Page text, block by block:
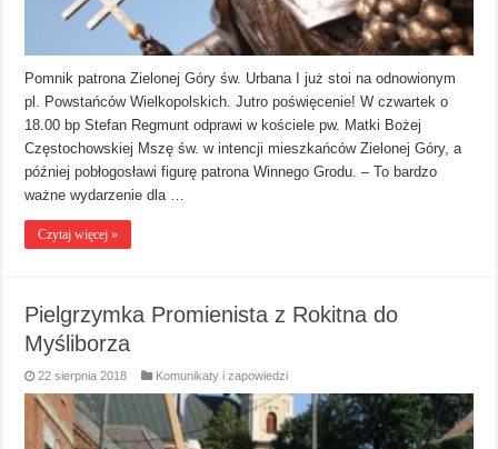
Pomnik patrona Zielonej Góry św. Urbana I już stoi na odnowionym
pl. Powstańców Wielkopolskich. Jutro poświęcenie! W czwartek o
18.00 bp Stefan Regmunt odprawi w kościele pw. Matki Bożej
Częstochowskiej Mszę św. w intencji mieszkańców Zielonej Góry, a
później pobłogosławi figurę patrona Winnego Grodu. – To bardzo
ważne wydarzenie dla …
Czytaj więcej »
Pielgrzymka Promienista z Rokitna do
Myśliborza
22 sierpnia 2018 Komunikaty i zapowiedzi